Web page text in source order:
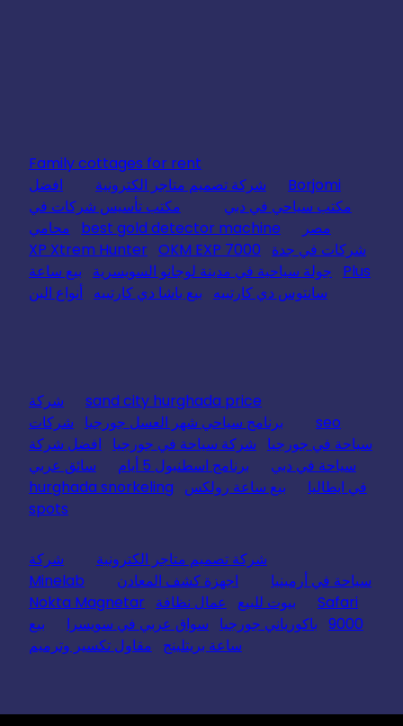
Family cottages for rent
Borjomi
شركة تصميم متاجر الكترونية
افضل
مكتب سياحي في دبي
مكتب تأسيس شركات في
مصر
best gold detector machine
محامي
شركات في جدة
XP Xtrem Hunter OKM EXP 7000
Plus
جولة سياحية في مدينة لوجانو السويسرية
بيع ساعة
سانتوس دي كارتييه
بيع باشا دي كارتييه أنواع البن
sand city hurghada price
شركة
seo
برنامج سياحي شهر العسل جورجيا
شركات
سياحة في جورجيا
شركة سياحة في جورجيا
افضل شركة
سياحة في دبي
برنامج اسطنبول 5 أيام
سائق عربي
في ايطاليا
بيع ساعة رولكس
hurghada snorkeling
spots
شركة تصميم متاجر الكترونية
شركة
سياحة في أرمينيا
اجهزة كشف المعادن
Minelab
Safari
بيوت للبيع عمال نظافة Nokta Magnetar
9000 باكورياني جورجيا سواق عربي في سويسرا
بيع
ساعة بريتلينج
مقاول تكسير وترميم